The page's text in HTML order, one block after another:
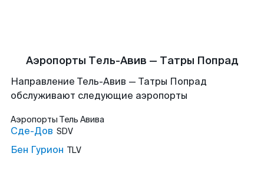
Аэропорты Тель-Авив — Татры Попрад
Направление Тель-Авив — Татры Попрад
обслуживают следующие аэропорты
Аэропорты Тель Авива
Сде-Дов SDV
Бен Гурион TLV